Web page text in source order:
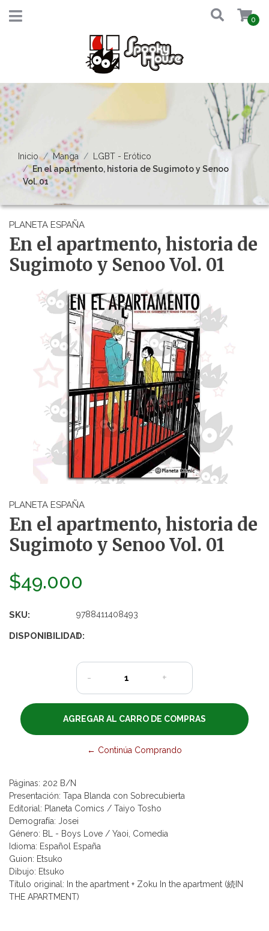
0
Inicio Manga
LGBT - Erótico
En el apartmento, historia de Sugimoto y Senoo
Vol. 01
PLANETA ESPAÑA
En el apartmento, historia de
Sugimoto y Senoo Vol. 01
PLANETA ESPAÑA
En el apartmento, historia de
Sugimoto y Senoo Vol. 01
$49.000
SKU: 9788411408493
DISPONIBILIDAD:
1
- +
← Continúa Comprando
Páginas: 202 B/N
Presentación: Tapa Blanda con Sobrecubierta
Editorial: Planeta Comics / Taiyo Tosho
Demografía: Josei
Género: BL - Boys Love / Yaoi, Comedia
Idioma: Español España
Guion: Etsuko
Dibujo: Etsuko
Título original: In the apartment + Zoku In the apartment (続IN
THE APARTMENT)